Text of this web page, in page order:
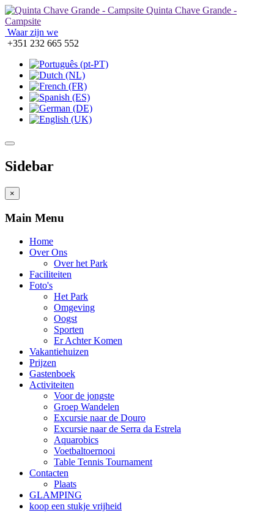
Quinta Chave Grande -
Campsite
Waar zijn we
+351 232 665 552
Sidebar
×
Main Menu
Home
Over Ons
Over het Park
Faciliteiten
Foto's
Het Park
Omgeving
Oogst
Sporten
Er Achter Komen
Vakantiehuizen
Prijzen
Gastenboek
Activiteiten
Voor de jongste
Groep Wandelen
Excursie naar de Douro
Excursie naar de Serra da Estrela
Aquarobics
Voetbaltoernooi
Table Tennis Tournament
Contacten
Plaats
GLAMPING
koop een stukje vrijheid